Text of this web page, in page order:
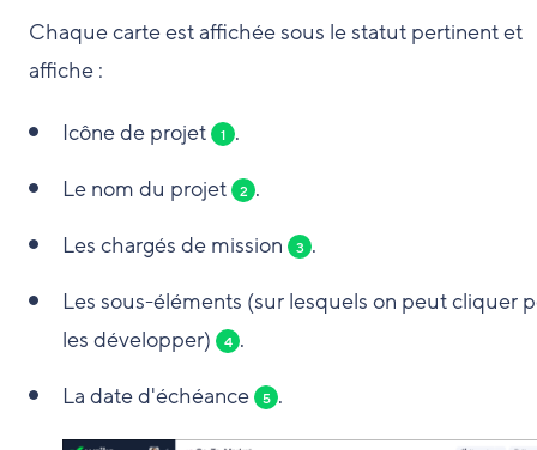
Chaque carte est affichée sous le statut pertinent et
affiche :
Icône de projet 1 .
Le nom du projet
2 .
Les chargés de mission
3 .
Les sous-éléments (sur lesquels on peut cliquer
les développer)
4 .
La date d'échéance
5 .